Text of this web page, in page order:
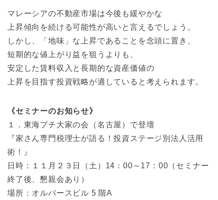
マレーシアの不動産市場は今後も緩やかな
上昇傾向を続ける可能性が高いと言えるでしょう。
しかし、「地味」な上昇であることを念頭に置き、
短期的な値上がり益を狙うよりも、
安定した賃料収入と長期的な資産価値の
上昇を目指す投資戦略が適していると考えられます。
《セミナーのお知らせ》
１．東海プチ大家の会（名古屋）で登壇
『家さん専門税理士が語る！投資ステージ別法人活用
術！』
日時：１１月２３日（土）14：00～17：00（セミナー
終了後、懇親会あり）
場所：オルバースビル 5 階A